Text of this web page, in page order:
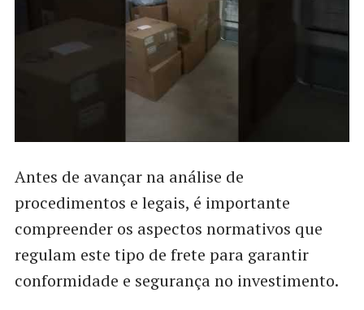
Antes de avançar na análise de
procedimentos e legais, é importante
compreender os aspectos normativos que
regulam este tipo de frete para garantir
conformidade e segurança no investimento.